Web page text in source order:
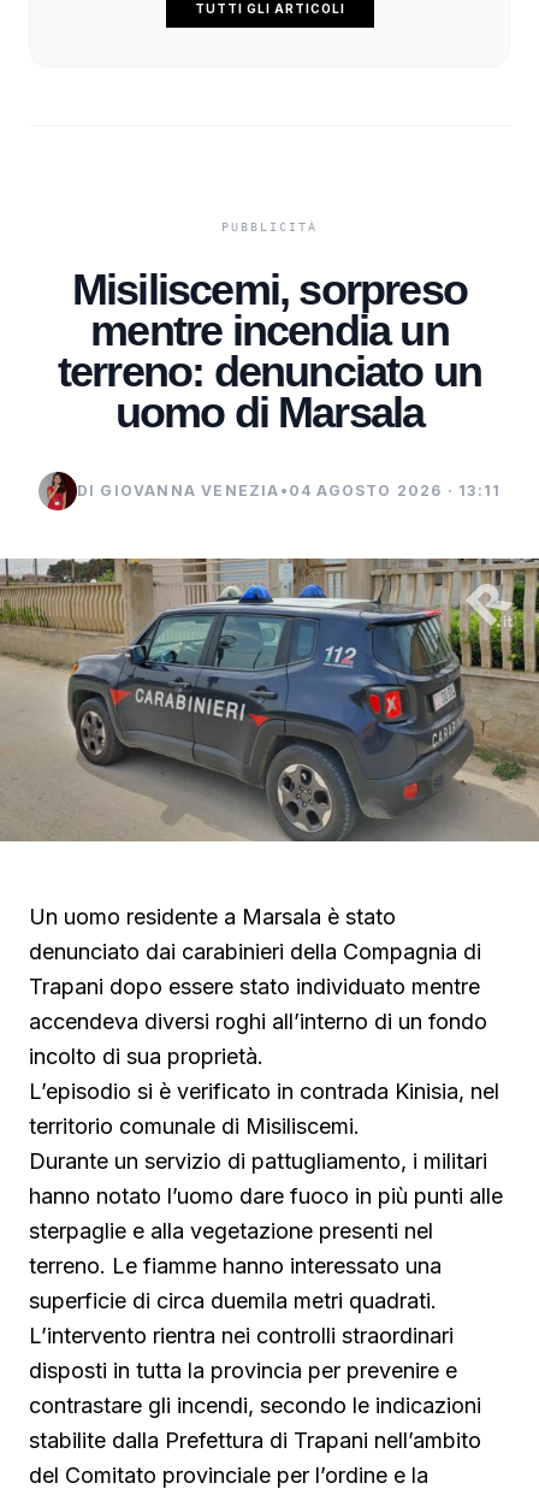
TUTTI GLI ARTICOLI
Misiliscemi, sorpreso
mentre incendia un
terreno: denunciato un
uomo di Marsala
DI GIOVANNA VENEZIA • 04 AGOSTO 2026 · 13:11
Un uomo residente a Marsala è stato
denunciato dai carabinieri della Compagnia di
Trapani dopo essere stato individuato mentre
accendeva diversi roghi all’interno di un fondo
incolto di sua proprietà.
L’episodio si è verificato in contrada Kinisia, nel
territorio comunale di Misiliscemi.
Durante un servizio di pattugliamento, i militari
hanno notato l’uomo dare fuoco in più punti alle
sterpaglie e alla vegetazione presenti nel
terreno. Le fiamme hanno interessato una
superficie di circa duemila metri quadrati.
L’intervento rientra nei controlli straordinari
disposti in tutta la provincia per prevenire e
contrastare gli incendi, secondo le indicazioni
stabilite dalla Prefettura di Trapani nell’ambito
del Comitato provinciale per l’ordine e la